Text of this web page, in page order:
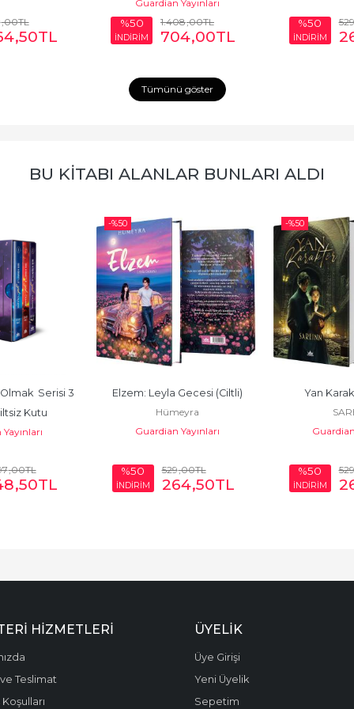
,00TL
,50TL
Guardian Yayınları
%50
İNDİRİM
1.408,00TL
704,00TL
%50
İNDİRİM
529
Tümünü göster
BU KITABI ALANLAR BUNLARI ALDI
Serisi 3
Kutu
,00TL
,50TL
-%50
Elzem: Leyla Gecesi (Ciltli)
Hümeyra
Guardian Yayınları
%50
İNDİRİM
529,00TL
264,50TL
-%50
Yan
Guardian
%50
İNDİRİM
529
HIZMETLERI
Teslimat
ÜYELIK
Üye Girişi
Yeni Üyelik
Sepetim